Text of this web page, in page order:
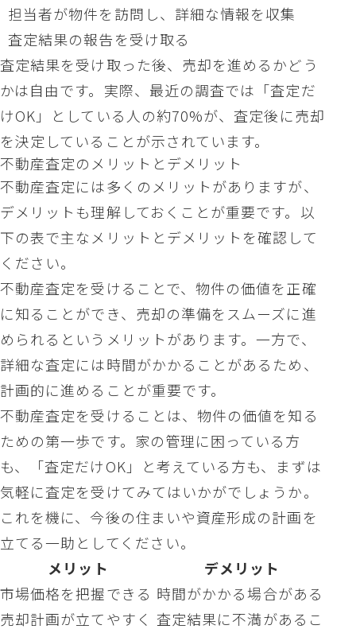
担当者が物件を訪問し、詳細な情報を収集
査定結果の報告を受け取る
査定結果を受け取った後、売却を進めるかどう
かは自由です。実際、最近の調査では「査定だ
けOK」としている人の約70%が、査定後に売却
を決定していることが示されています。
不動産査定のメリットとデメリット
不動産査定には多くのメリットがありますが、
デメリットも理解しておくことが重要です。以
下の表で主なメリットとデメリットを確認して
ください。
不動産査定を受けることで、物件の価値を正確
に知ることができ、売却の準備をスムーズに進
められるというメリットがあります。一方で、
詳細な査定には時間がかかることがあるため、
計画的に進めることが重要です。
不動産査定を受けることは、物件の価値を知る
ための第一歩です。家の管理に困っている方
も、「査定だけOK」と考えている方も、まずは
気軽に査定を受けてみてはいかがでしょうか。
これを機に、今後の住まいや資産形成の計画を
立てる一助としてください。
メリット
デメリット
市場価格を把握できる 時間がかかる場合がある
売却計画が立てやすく 査定結果に不満があるこ